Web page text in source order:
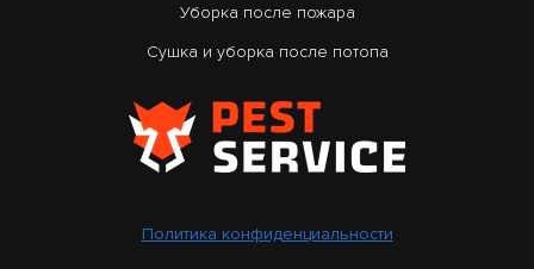
Уборка после пожара
Сушка и уборка после потопа
Политика конфиденциальности